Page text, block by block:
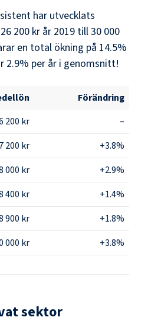
har utvecklats
200 kr år 2019 till 30 000
en total ökning på 14.5%
2.9% per år i genomsnitt!
Förändring
200 kr
–
200 kr
+3.8%
000 kr
+2.9%
400 kr
+1.4%
900 kr
+1.8%
000 kr +3.8%
sektor